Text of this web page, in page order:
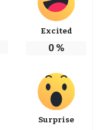
Excited
0 %
Surprise